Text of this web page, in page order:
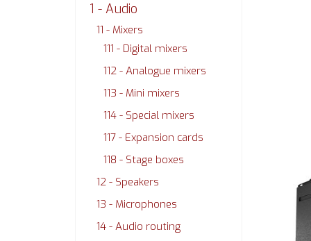
1 - Audio
11 - Mixers
111 - Digital mixers
112 - Analogue mixers
113 - Mini mixers
114 - Special mixers
117 - Expansion cards
118 - Stage boxes
12 - Speakers
13 - Microphones
14 - Audio routing